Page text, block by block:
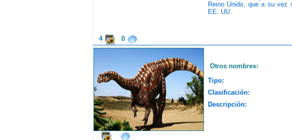
Reino Unido, que a su
EE. UU.
4 0
Otros nombres:
Tipo:
Clasificación:
Descripción: